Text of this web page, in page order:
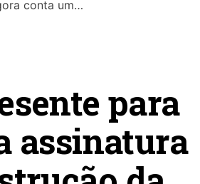
conta um…
para
assinatura